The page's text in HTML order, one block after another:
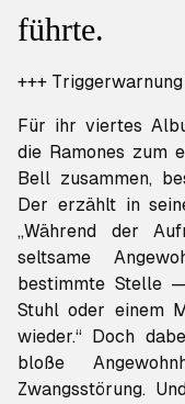
führte.
+++
Für ihr viertes
die Ramones zum
Bell zusammen,
Der erzählt in
„Während der
seltsame
bestimmte Stelle
Stuhl oder einem
wieder.“ Doch
bloße
Zwangsstörung.